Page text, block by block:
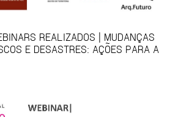
REALIZADOS | MUDANÇAS
E DESASTRES: AÇÕES PARA A